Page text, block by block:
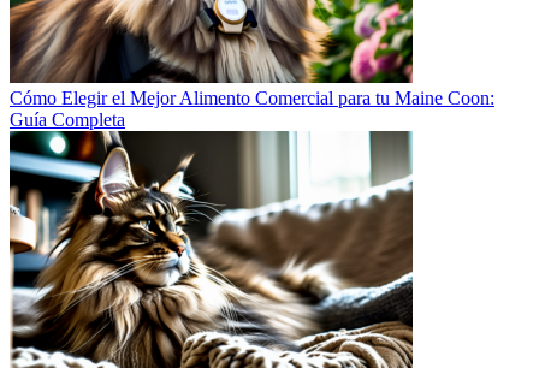
Cómo Elegir el Mejor Alimento Comercial para tu Maine Coon:
Guía Completa